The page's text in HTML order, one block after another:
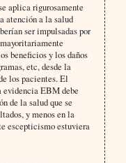
aplica rigurosamente
atención a la salud
ser impulsadas ​​por
beneficios y los daños
etc, desde la
los pacientes. El
evidencia EBM debe
de la salud que se
y menos en la
escepticismo estuviera